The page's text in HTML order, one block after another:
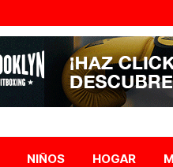
NIÑOS HOGAR